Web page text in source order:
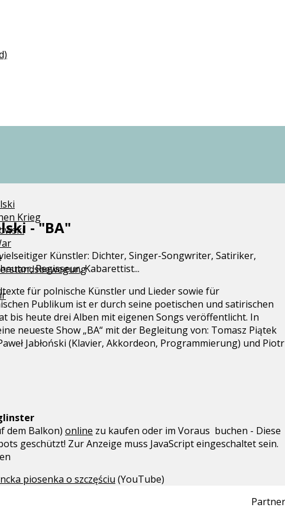
Krieg
- "BA"
Künstler: Dichter, Singer-Songwriter, Satiriker,
Regisseur, Kabarettist...
für polnische Künstler und Lieder sowie für
Publikum ist er durch seine poetischen und satirischen
bis heute drei Alben mit eigenen Songs veröffentlicht. In
neueste Show „BA“ mit der Begleitung von: Tomasz Piątek
Jabłoński (Klavier, Akkordeon, Programmierung) und Piotr
dem Balkon) online zu kaufen oder im Voraus buchen - Diese
geschützt! Zur Anzeige muss JavaScript eingeschaltet sein.
piosenka o szczęściu (YouTube)